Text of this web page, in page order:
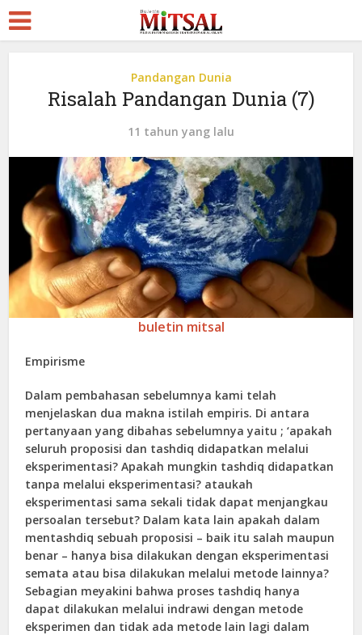
Pandangan Dunia
Risalah Pandangan Dunia (7)
11 tahun yang lalu
buletin mitsal
Empirisme
Dalam pembahasan sebelumnya kami telah
menjelaskan dua makna istilah empiris. Di antara
pertanyaan yang dibahas sebelumnya yaitu ; ‘apakah
seluruh proposisi dan tashdiq didapatkan melalui
eksperimentasi? Apakah mungkin tashdiq didapatkan
tanpa melalui eksperimentasi? ataukah
eksperimentasi sama sekali tidak dapat menjangkau
persoalan tersebut? Dalam kata lain apakah dalam
mentashdiq sebuah proposisi – baik itu salah maupun
benar – hanya bisa dilakukan dengan eksperimentasi
semata atau bisa dilakukan melalui metode lainnya?
Sebagian meyakini bahwa proses tashdiq hanya
dapat dilakukan melalui indrawi dengan metode
eksperimen dan tidak ada metode lain lagi dalam